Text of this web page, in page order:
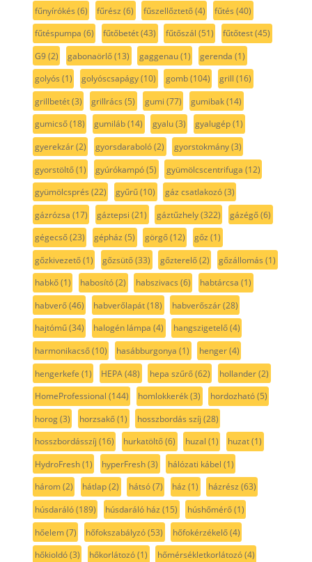
fűnyírókés (6) fűrész (6) fűszellőztető(4) fűtés (40)
fűtéspumpa (6) fűtőbetét(43) fűtőszál (51) fűtőtest(45)
G9(2) gabonaörlő(13) gaggenau(1) gerenda (1)
golyós (1) golyóscsapágy(10) gomb(104) grill (16)
grillbetét(3) grillrács (5) gumi (77) gumibak(14)
gumicső(18) gumiláb(14) gyalu(3) gyalugép(1)
gyerekzár(2) gyorsdaraboló(2) gyorstokmány(3)
gyorstöltő(1) gyúrókampó(5) gyümölcscentrifuga (12)
gyümölcsprés (22) gyűrű(10) gáz csatlakozó(3)
gázrózsa (17) gáztepsi (21) gáztűzhely(322) gázégő(6)
gégecső(23) gépház (5) görgő(12) gőz (1)
gőzkivezető(1) gőzsütő(33) gőzterelő(2) gőzállomás (1)
habkő(1) habosító(2) habszivacs (6) habtárcsa (1)
habverő(46) habverőlapát(18) habverőszár(28)
hajtómű(34) halogén lámpa (4) hangszigetelő(4)
harmonikacső(10) hasábburgonya (1) henger(4)
hengerkefe (1) HEPA(48) hepa szűrő(62) hollander(2)
HomeProfessional (144) homlokkerék(3) hordozható(5)
horog(3) horzsakő(1) hosszbordás szíj (28)
hosszbordásszíj (16) hurkatöltő(6) huzal (1) huzat(1)
HydroFresh(1) hyperFresh(3) hálózati kábel (1)
három(2) hátlap(2) hátsó(7) ház (1) házrész (63)
húsdaráló(189) húsdaráló ház (15) húshőmérő(1)
hőelem(7) hőfokszabályzó(53) hőfokérzékelő(4)
hőkioldó(3) hőkorlátozó(1) hőmérsékletkorlátozó(4)